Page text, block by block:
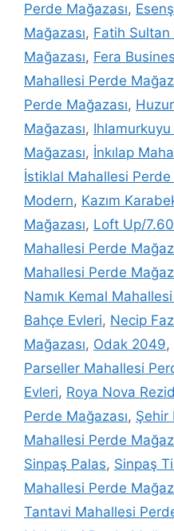
Perde Mağazası,
Mağazası, Fatih
Mağazası, Fera
Mahallesi Perde
Perde Mağazası,
Mağazası,
Mağazası, İnkılap
İstiklal Mahallesi Perde
Modern, Kazım
Mağazası, Loft Up/7.60
Mahallesi Perde
Mahallesi Perde
Namık Kemal
Bahçe Evleri, Necip
Mağazası, Odak 2049,
Parseller Mahallesi
Evleri, Roya Nova
Perde Mağazası, Şehir
Mahallesi Perde
Sinpaş Palas, Sinpaş
Mahallesi Perde
Tantavi Mahallesi